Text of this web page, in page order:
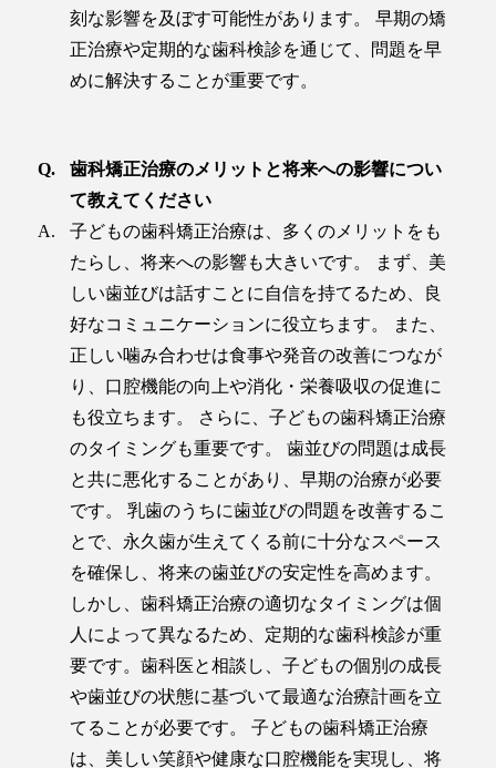
刻な影響を及ぼす可能性があります。 早期の矯
正治療や定期的な歯科検診を通じて、問題を早
めに解決することが重要です。
歯科矯正治療のメリットと将来への影響につい
て教えてください
子どもの歯科矯正治療は、多くのメリットをも
たらし、将来への影響も大きいです。 まず、美
しい歯並びは話すことに自信を持てるため、良
好なコミュニケーションに役立ちます。 また、
正しい噛み合わせは食事や発音の改善につなが
り、口腔機能の向上や消化・栄養吸収の促進に
も役立ちます。 さらに、子どもの歯科矯正治療
のタイミングも重要です。 歯並びの問題は成長
と共に悪化することがあり、早期の治療が必要
です。 乳歯のうちに歯並びの問題を改善するこ
とで、永久歯が生えてくる前に十分なスペース
を確保し、将来の歯並びの安定性を高めます。
しかし、歯科矯正治療の適切なタイミングは個
人によって異なるため、定期的な歯科検診が重
要です。歯科医と相談し、子どもの個別の成長
や歯並びの状態に基づいて最適な治療計画を立
てることが必要です。 子どもの歯科矯正治療
は、美しい笑顔や健康な口腔機能を実現し、将